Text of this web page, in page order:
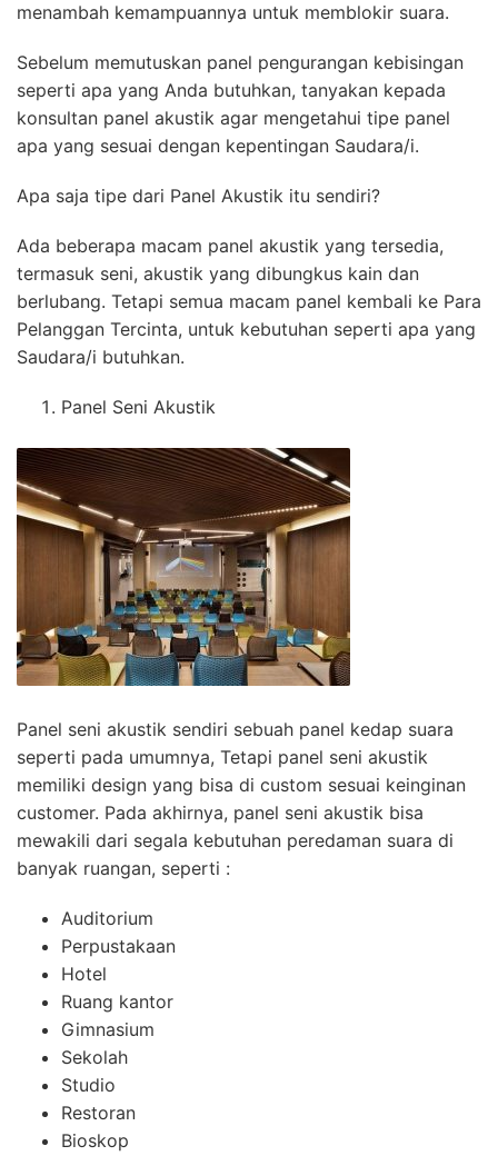
menambah kemampuannya untuk memblokir suara.
Sebelum memutuskan panel pengurangan kebisingan
seperti apa yang Anda butuhkan, tanyakan kepada
konsultan panel akustik agar mengetahui tipe panel
apa yang sesuai dengan kepentingan Saudara/i.
Apa saja tipe dari Panel Akustik itu sendiri?
Ada beberapa macam panel akustik yang tersedia,
termasuk seni, akustik yang dibungkus kain dan
berlubang. Tetapi semua macam panel kembali ke Para
Pelanggan Tercinta, untuk kebutuhan seperti apa yang
Saudara/i butuhkan.
Panel Seni Akustik
Panel seni akustik sendiri sebuah panel kedap suara
seperti pada umumnya, Tetapi panel seni akustik
memiliki design yang bisa di custom sesuai keinginan
customer. Pada akhirnya, panel seni akustik bisa
mewakili dari segala kebutuhan peredaman suara di
banyak ruangan, seperti :
Auditorium
Perpustakaan
Hotel
Ruang kantor
Gimnasium
Sekolah
Studio
Restoran
Bioskop